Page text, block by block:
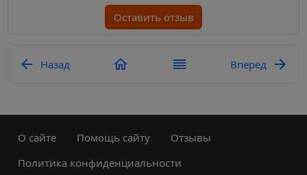
Оставить отзыв
Назад Вперед
О сайте Помощь сайту
Отзывы
Политика конфиденциальности